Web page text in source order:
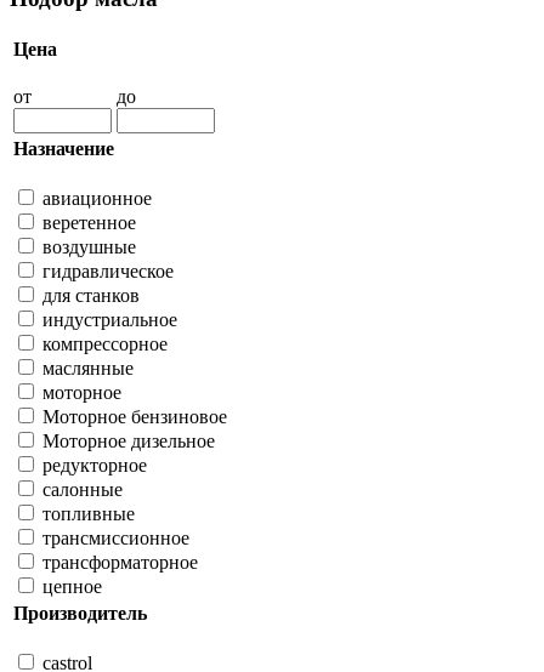
Цена
от до
Назначение
авиационное
веретенное
воздушные
гидравлическое
для станков
индустриальное
компрессорное
маслянные
моторное
Моторное бензиновое
Моторное дизельное
редукторное
салонные
топливные
трансмиссионное
трансформаторное
цепное
Производитель
castrol